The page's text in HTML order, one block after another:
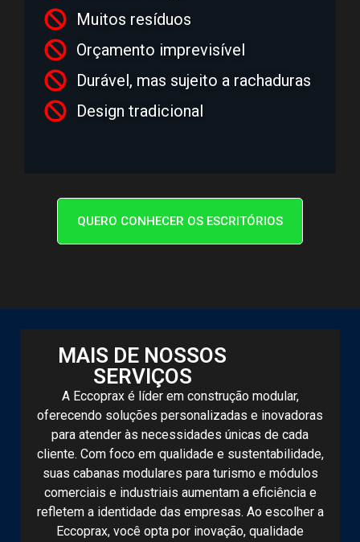
Muitos resíduos
Orçamento imprevisível
Durável, mas sujeito a rachaduras
Design tradicional
QUERO CONHECER OS ESCRITÓRIOS
MAIS DE NOSSOS
SERVIÇOS
A Eccoprax é líder em construção modular,
oferecendo soluções personalizadas e inovadoras
para atender às necessidades únicas de cada
cliente. Com foco em qualidade e sustentabilidade,
suas cabanas modulares para turismo e módulos
comerciais e industriais aumentam a eficiência e
refletem a identidade das empresas. Ao escolher a
Eccoprax, você opta por inovação, qualidade